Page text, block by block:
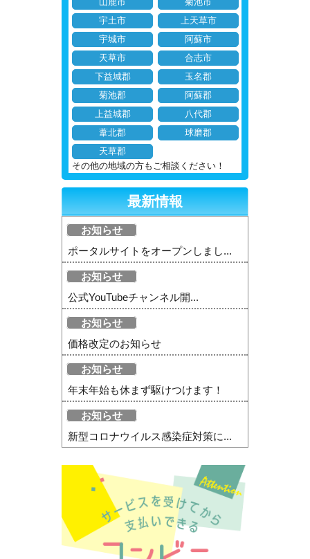
山鹿市
菊池市
宇土市
上天草市
宇城市
阿蘇市
天草市
合志市
下益城郡
玉名郡
菊池郡
阿蘇郡
上益城郡
八代郡
葦北郡
球磨郡
天草郡
その他の地域の方もご相談ください！
最新情報
お知らせ
ポータルサイトをオープンしまし...
お知らせ
公式YouTubeチャンネル開...
お知らせ
価格改定のお知らせ
お知らせ
年末年始も休まず駆けつけます！
お知らせ
新型コロナウイルス感染症対策に...